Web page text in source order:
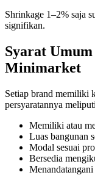
Shrinkage 1–2% saja
signifikan.
Syarat
Minimarket
Setiap brand memiliki
persyaratannya
Memiliki atau
Luas bangunan
Modal sesuai
Bersedia